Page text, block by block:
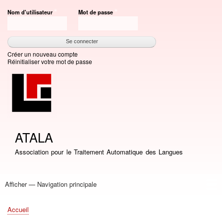
au
principal
Nom d'utilisateur Mot de passe
Créer un nouveau compte
Réinitialiser votre mot de passe
ATALA
Association pour le Traitement Automatique des Langues
Navigation
Afficher — Navigation principale
Accueil
Association
Bourses
Adhésion
Revue TAL
Liste LN
Conférence TALN
Conférences
Prix de thèse
Prix TALN-RECITAL
Annuaires
Journées
Offres d'emploi
Fil
Accueil